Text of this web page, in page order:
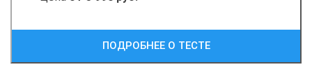
ПОДРОБНЕЕ О ТЕСТЕ